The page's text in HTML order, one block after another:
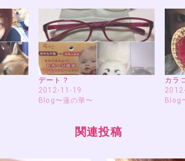
デート？
2012-11-19
Blog〜蓮の華〜
カラ
Blog
関連投稿